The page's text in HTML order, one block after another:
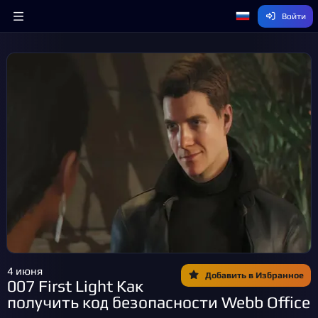
Войти
Добавить в Избранное
4 июня
007 First Light Как
получить код безопасности Webb Office